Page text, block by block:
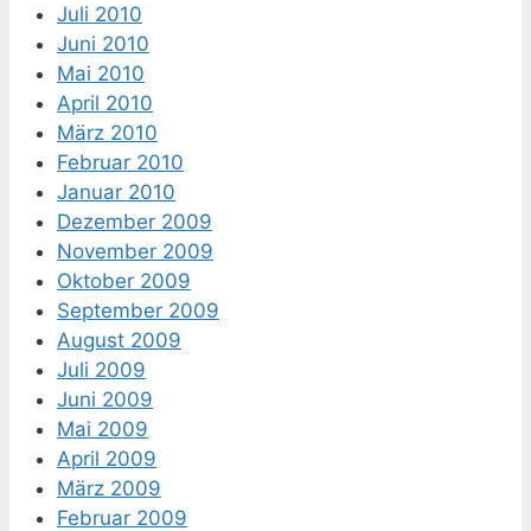
Juli 2010
Juni 2010
Mai 2010
April 2010
März 2010
Februar 2010
Januar 2010
Dezember 2009
November 2009
Oktober 2009
September 2009
August 2009
Juli 2009
Juni 2009
Mai 2009
April 2009
März 2009
Februar 2009